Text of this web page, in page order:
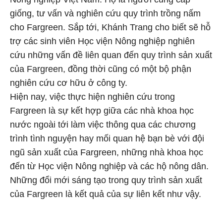
giống, tư vấn và nghiên cứu quy trình trồng nấm
cho Fargreen. Sắp tới, Khánh Trang cho biết sẽ hỗ
trợ các sinh viên Học viện Nông nghiệp nghiên
cứu những vấn đề liên quan đến quy trình sản xuất
của Fargreen, đồng thời cũng có một bộ phận
nghiên cứu cơ hữu ở công ty.
Hiện nay, việc thực hiện nghiên cứu trong
Fargreen là sự kết hợp giữa các nhà khoa học
nước ngoài tới làm việc thông qua các chương
trình tình nguyện hay mối quan hệ bạn bè với đội
ngũ sản xuất của Fargreen, những nhà khoa học
đến từ Học viện Nông nghiệp và các hộ nông dân.
Những đổi mới sáng tạo trong quy trình sản xuất
của Fargreen là kết quả của sự liên kết như vậy.